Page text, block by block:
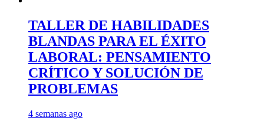
TALLER DE HABILIDADES
BLANDAS PARA EL ÉXITO
LABORAL: PENSAMIENTO
CRÍTICO Y SOLUCIÓN DE
PROBLEMAS
4 semanas ago